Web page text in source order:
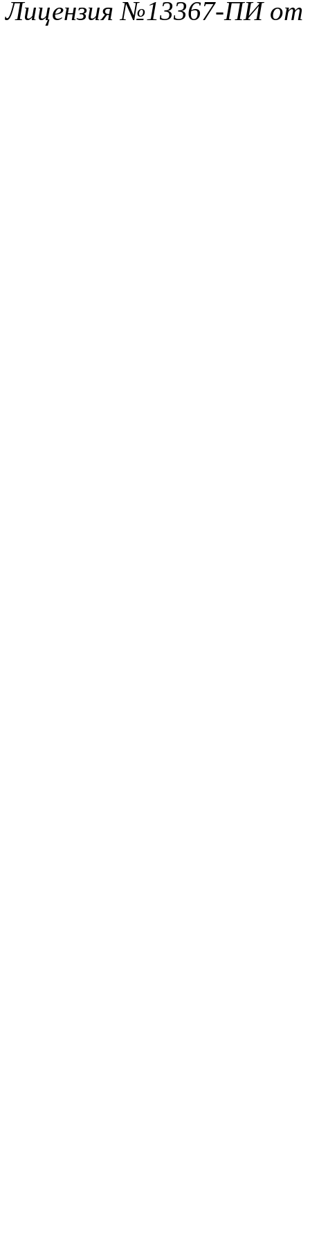
Лицензия №13367-ПИ от